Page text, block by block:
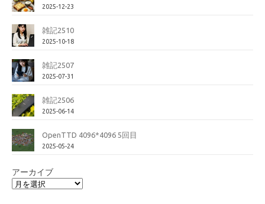
2025-12-23
雑記2510
2025-10-18
雑記2507
2025-07-31
雑記2506
2025-06-14
OpenTTD 4096*4096 5回目
2025-05-24
アーカイブ